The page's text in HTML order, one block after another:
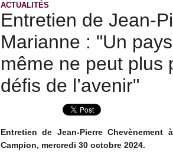
ACTUALITÉS
Entretien de Jean-
Marianne : "Un
même ne peut plus
défis de l’avenir"
Entretien de Jean-Pierre
Campion, mercredi 30 octobre 2024.